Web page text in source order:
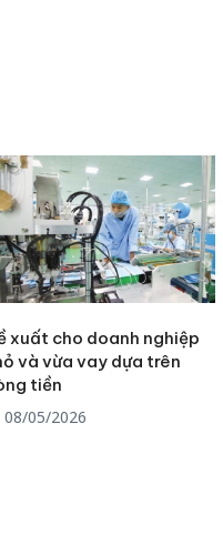
xuất cho doanh nghiệp
và vừa vay dựa trên
tiền
08/05/2026